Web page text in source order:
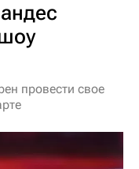
провести свое